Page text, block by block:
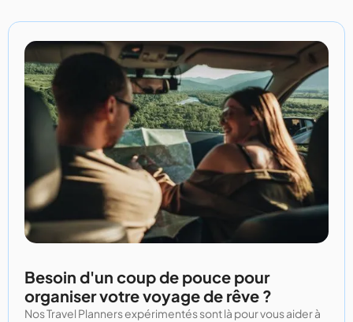
Besoin d'un coup de pouce pour
organiser votre voyage de rêve ?
Nos Travel Planners expérimentés sont là pour vous aider à